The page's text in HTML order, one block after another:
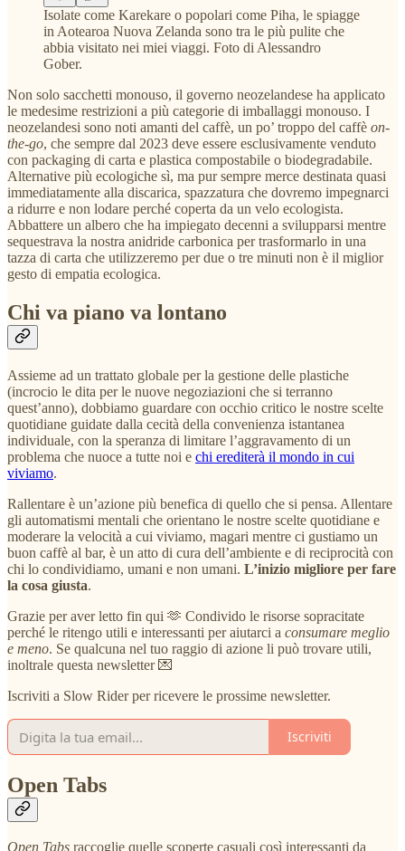
Isolate come Karekare o popolari come Piha, le spiagge
in Aotearoa Nuova Zelanda sono tra le più pulite che
abbia visitato nei miei viaggi. Foto di Alessandro
Gober.
Non solo sacchetti monouso, il governo neozelandese ha applicato
le medesime restrizioni a più categorie di imballaggi monouso. I
neozelandesi sono noti amanti del caffè, un po’ troppo del caffè on-
the-go, che sempre dal 2023 deve essere esclusivamente venduto
con packaging di carta e plastica compostabile o biodegradabile.
Alternative più ecologiche sì, ma pur sempre merce destinata quasi
immediatamente alla discarica, spazzatura che dovremo impegnarci
a ridurre e non lodare perché coperta da un velo ecologista.
Abbattere un albero che ha impiegato decenni a svilupparsi mentre
sequestrava la nostra anidride carbonica per trasformarlo in una
tazza di carta che utilizzeremo per due o tre minuti non è il miglior
gesto di empatia ecologica.
Chi va piano va lontano
Assieme ad un trattato globale per la gestione delle plastiche
(incrocio le dita per le nuove negoziazioni che si terranno
quest’anno), dobbiamo guardare con occhio critico le nostre scelte
quotidiane guidate dalla cecità della convenienza istantanea
individuale, con la speranza di limitare l’aggravamento di un
problema che nuoce a tutte noi e chi erediterà il mondo in cui
viviamo.
Rallentare è un’azione più benefica di quello che si pensa. Allentare
gli automatismi mentali che orientano le nostre scelte quotidiane e
moderare la velocità a cui viviamo, magari mentre ci gustiamo un
buon caffè al bar, è un atto di cura dell’ambiente e di reciprocità con
chi lo condividiamo, umani e non umani. L’inizio migliore per fare
la cosa giusta.
Grazie per aver letto fin qui 🫶 Condivido le risorse sopracitate
perché le ritengo utili e interessanti per aiutarci a consumare meglio
e meno. Se qualcuna nel tuo raggio di azione li può trovare utili,
inoltrale questa newsletter 💌
Iscriviti a Slow Rider per ricevere le prossime newsletter.
Iscriviti
Open Tabs
Open Tabs raccoglie quelle scoperte casuali così interessanti da